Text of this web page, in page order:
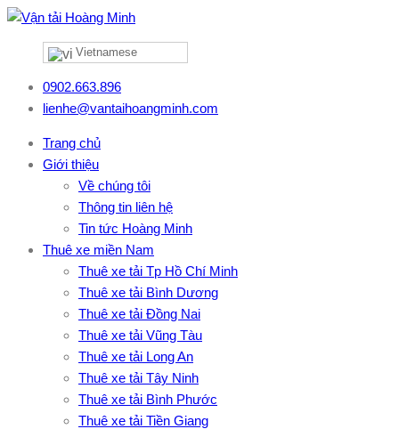
Vietnamese
0902.663.896
lienhe@vantaihoangminh.com
Trang chủ
Giới thiệu
Về chúng tôi
Thông tin liên hệ
Tin tức Hoàng Minh
Thuê xe miền Nam
Thuê xe tải Tp Hồ Chí Minh
Thuê xe tải Bình Dương
Thuê xe tải Đồng Nai
Thuê xe tải Vũng Tàu
Thuê xe tải Long An
Thuê xe tải Tây Ninh
Thuê xe tải Bình Phước
Thuê xe tải Tiền Giang